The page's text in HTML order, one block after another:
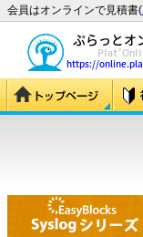
会員はオンラインで見積書(